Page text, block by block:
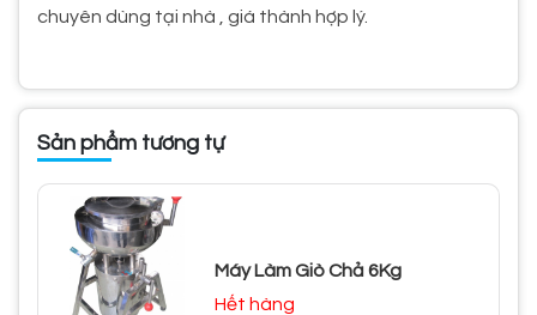
chuyên dùng tại nhà , giá thành hợp lý.
Sản phẩm tương tự
Máy Làm Giò Chả 6Kg
Hết hàng